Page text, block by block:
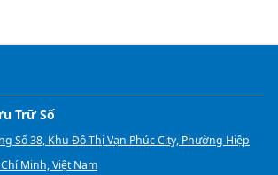
Trữ Số
Số 38, Khu Đô Thị Vạn Phúc City, Phường Hiệp
Minh, Việt Nam